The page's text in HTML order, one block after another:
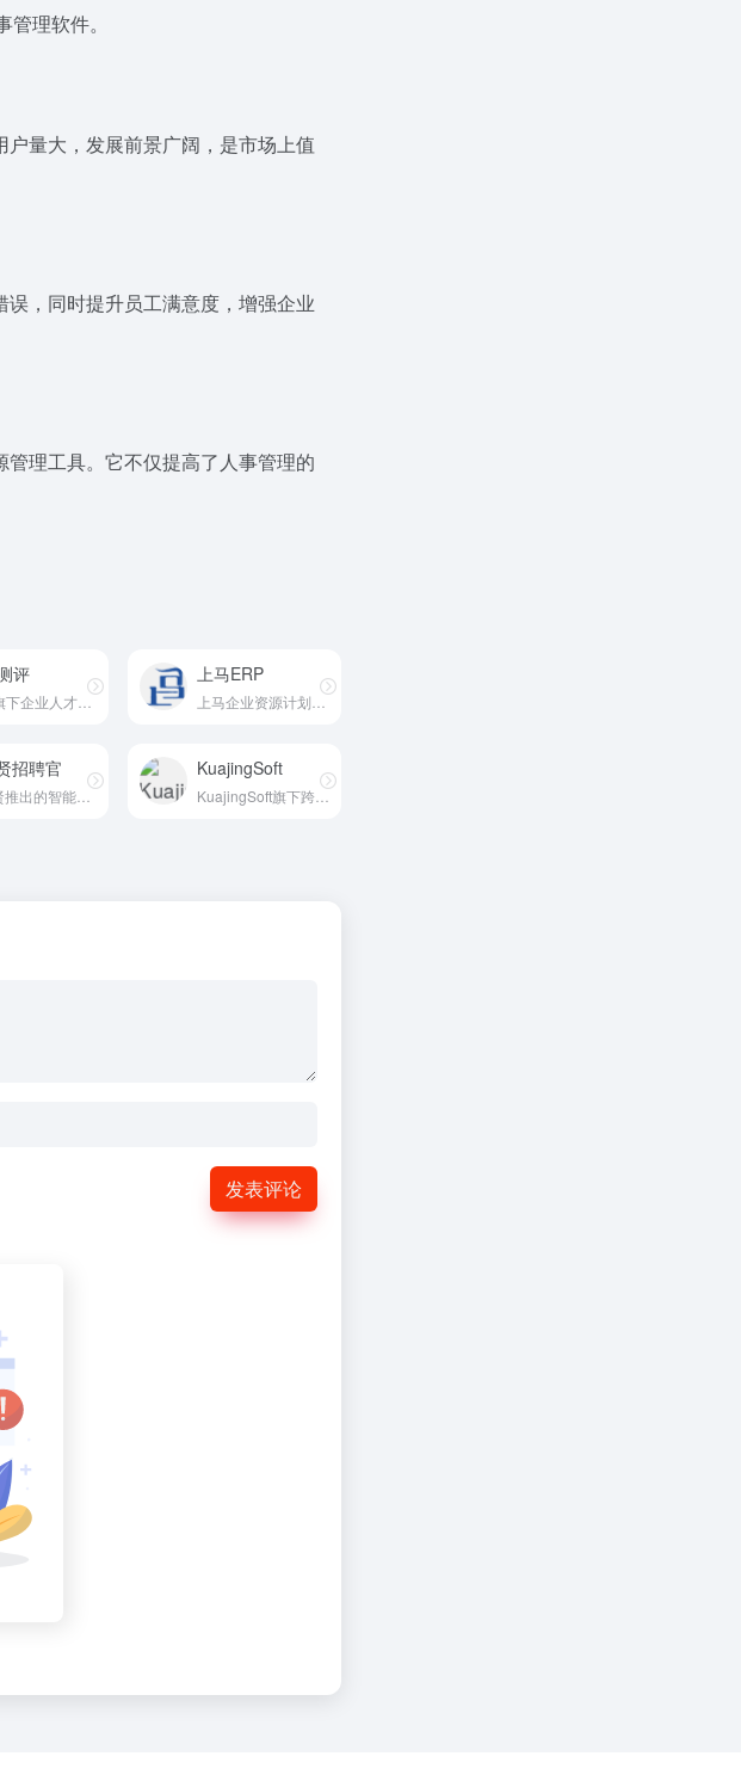
理软件。
量大，发展前景广阔，是市场上值
，同时提升员工满意度，增强企业
理工具。它不仅提高了人事管理的
评 上马ERP
招聘官 KuajingSoft
KuajingSoft旗下跨境电商SaaS平台
发表评论